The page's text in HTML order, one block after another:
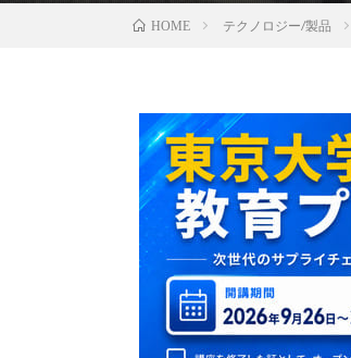
HOME テクノロジー/製品